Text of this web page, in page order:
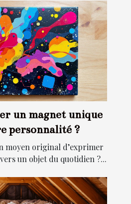
un magnet unique
personnalité ?
moyen original d’exprimer
un objet du quotidien ?...